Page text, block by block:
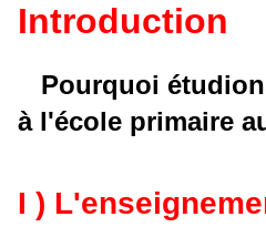
Introduction
Pourquoi
à l'école primaire
I )